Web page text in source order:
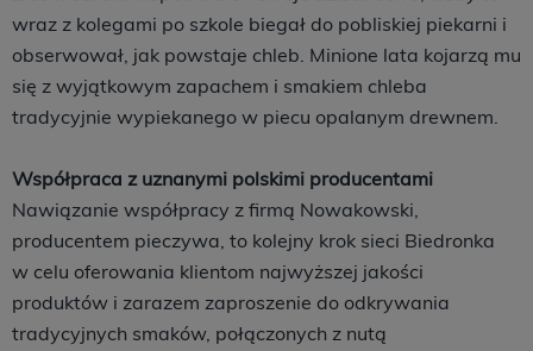
wraz z kolegami po szkole biegał do pobliskiej piekarni i
obserwował, jak powstaje chleb. Minione lata kojarzą mu
się z wyjątkowym zapachem i smakiem chleba
tradycyjnie wypiekanego w piecu opalanym drewnem.
Współpraca z uznanymi polskimi producentami
Nawiązanie współpracy z firmą Nowakowski,
producentem pieczywa, to kolejny krok sieci Biedronka
w celu oferowania klientom najwyższej jakości
produktów i zarazem zaproszenie do odkrywania
tradycyjnych smaków, połączonych z nutą